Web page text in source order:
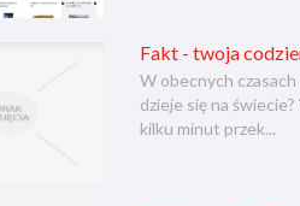
Fakt - twoja
W obecnych
dzieje się na
kilku minut przek...